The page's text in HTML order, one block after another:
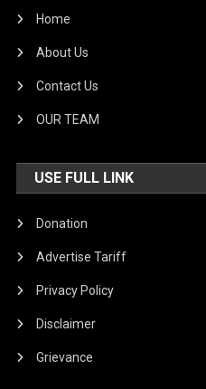
Home
About Us
Contact Us
OUR TEAM
USE FULL LINK
Donation
Advertise Tariff
Privacy Policy
Disclaimer
Grievance